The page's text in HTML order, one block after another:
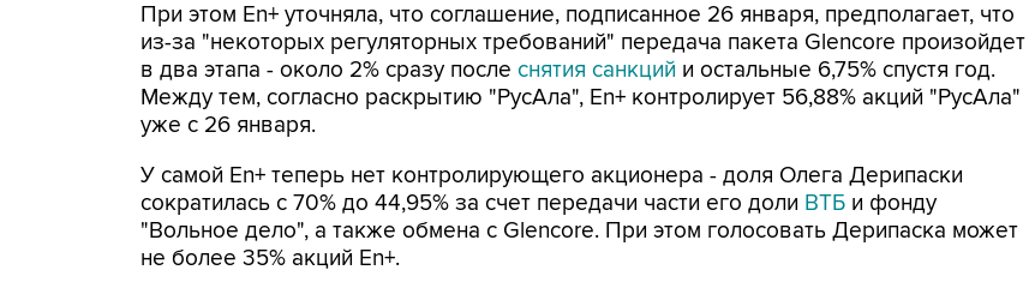
При этом En+ уточняла, что соглашение, подписанное 26 января, предполагает, что
из-за "некоторых регуляторных требований" передача пакета Glencore произойдет
в два этапа - около 2% сразу после снятия санкций и остальные 6,75% спустя год.
Между тем, согласно раскрытию "РусАла", En+ контролирует 56,88% акций "РусАла"
уже с 26 января.
У самой En+ теперь нет контролирующего акционера - доля Олега Дерипаски
сократилась с 70% до 44,95% за счет передачи части его доли ВТБ и фонду
"Вольное дело", а также обмена с Glencore. При этом голосовать Дерипаска может
не более 35% акций En+.